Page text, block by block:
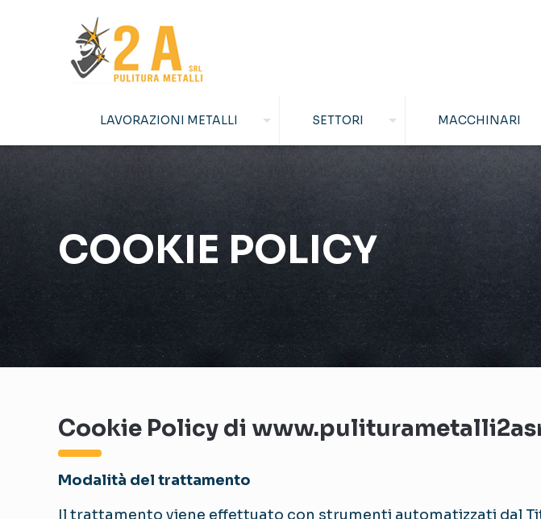
LAVORAZIONI METALLI SETTORI MACCHINARI
COOKIE POLICY
Cookie Policy di
Modalità del trattamento
Il trattamento viene effettuato con strumenti automatizzati dal